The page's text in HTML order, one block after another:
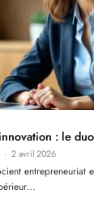
: le
2 avril 2026
entrepreneuriat